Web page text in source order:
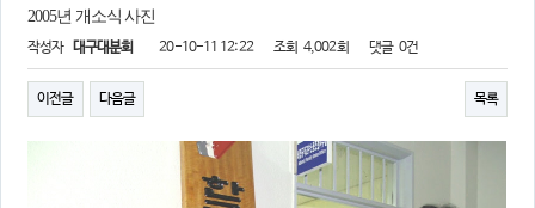
정보와 소식
민주노총 및 본조소식
가입/탈퇴
2005년 개소식 사진
작성자 대구대분회 20-10-11 12:22 조회 4,002회 댓글 0건
이전글 다음글 목록